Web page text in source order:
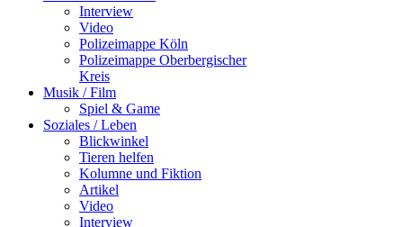
Interview
Video
Polizeimappe Köln
Polizeimappe Oberbergischer
Kreis
Musik / Film
Spiel & Game
Soziales / Leben
Blickwinkel
Tieren helfen
Kolumne und Fiktion
Artikel
Video
Interview